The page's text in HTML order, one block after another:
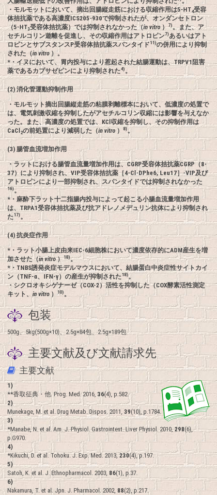
・モルモットにおいて、摘出回腸縦走筋における収縮作用は5-HT4受容
体拮抗薬である高濃度ICS205-930で抑制されたが、オンダンセトロン
（5-HT3受容体拮抗薬）では抑制されなかった（in vitro）7)。また、ア
セチルコリン遊離を促進し、その収縮作用はアトロピン7)あるいはアト
ロピンとサブスタンスP受容体拮抗薬スパンタイド11)の併用により抑制
された（in vitro）。
*・イヌにおいて、胃内投与により惹起された結腸運動は、TRPV1阻害
薬であるカプサゼピンにより抑制された4)。
(2) 消化管運動抑制作用
・モルモット摘出回腸縦走筋の粘膜剥離標本において、低濃度の処置で
は、電気刺激収縮を抑制したがアセチルコリン収縮には影響を与えなか
った。また、高濃度の処置では、KCl収縮を抑制し、その抑制作用は
CaCl 2の前処置により減弱した（in vitro ） 8)。
(3) 腸管血流増加作用
・ラットにおける腸管血流量増加作用は、CGRP受容体拮抗薬CGRP（8-
37）により抑制され、VIP受容体拮抗薬［4-Cl-DPhe6, Leu17］-VIP及び
アトロピンにより一部抑制され、スパンタイドでは抑制されなかった
16)。
*・麻酔下ラット十二指腸内投与によって起こる小腸血流量増加作用
は、TRPA1受容体拮抗薬及び抗アドレノメデュリン抗体により抑制され
た17)。
(4) 抗炎症作用
*・ラット小腸上皮由来IEC-6細胞株において濃度依存的にADM産生を増
加させた（in vitro）18)。
*・TNBS誘発炎症モデルマウスにおいて、結腸蛋白中炎症性サイトカイ
ン（TNF-α、IFN-γ）の産生が抑制された18)。
・シクロオキシゲナーゼ（COX-2）活性を抑制した（COX酵素活性測定
キット、 in vitro） 10)。
包装
500g、5kg(500g×10)、2.5g×84包、2.5g×189包
主要文献及び文献請求先
主要文献
1)
**香取征典・他. Prog. Med. 2016, 36(4), p.582.
2)
Munekage, M. et al. Drug Metab. Dispos. 2011, 39(10), p.1784.
3)
*Manabe, N. et al. Am. J. Physiol. Gastrointest. Liver Physiol. 2010,298(6),
p.G970.
4)
*Kikuchi, D. et al. Tohoku. J. Exp. Med. 2013,230(4), p.197.
5)
Satoh, K. et al. J. Ethnopharmacol. 2003, 86(1), p.37.
6)
Nakamura, T. et al. Jpn. J. Pharmacol. 2002, 88(2), p.217.